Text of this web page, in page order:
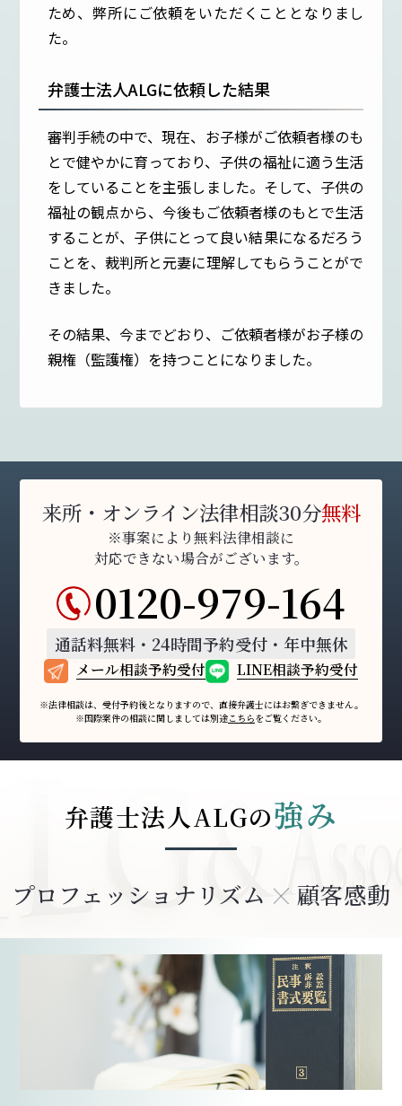
ため、弊所にご依頼をいただくこととなりまし
た。
弁護士法人ALGに依頼した結果
審判手続の中で、現在、お子様がご依頼者様のも
とで健やかに育っており、子供の福祉に適う生活
をしていることを主張しました。そして、子供の
福祉の観点から、今後もご依頼者様のもとで生活
することが、子供にとって良い結果になるだろう
ことを、裁判所と元妻に理解してもらうことがで
きました。
その結果、今までどおり、ご依頼者様がお子様の
親権（監護権）を持つことになりました。
来所・オンライン法律相談30分無料
※事案により無料法律相談に
対応できない場合がございます。
0120-979-164
通話料無料・24時間予約受付・年中無休
メール相談予約受付 LINE相談予約受付
※法律相談は、受付予約後となりますので、 直接弁護士にはお繋ぎできません。
※国際案件の相談に関しましては別途こちらをご覧ください。
弁護士法人ALGの強み
プロフェッショナリズム 顧客感動